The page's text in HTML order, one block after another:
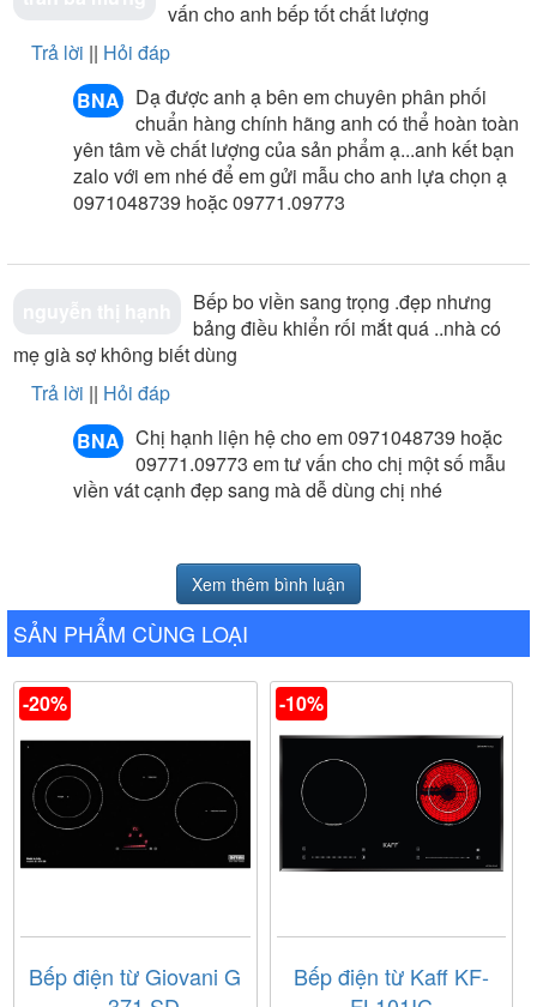
vấn cho anh bếp tốt chất lượng
Trả lời || Hỏi đáp
BNA
dạ được anh ạ bên em chuyên phân phối
chuẩn hàng chính hãng anh có thể hoàn toàn
yên tâm về chất lượng của sản phẩm ạ...anh kết bạn
zalo với em nhé để em gửi mẫu cho anh lựa chọn ạ
0971048739 hoặc 09771.09773
bếp bo viền sang trọng .đẹp nhưng
bảng điều khiển rối mắt quá ..nhà có
mẹ già sợ không biết dùng
Trả lời || Hỏi đáp
BNA
chị hạnh liện hệ cho em 0971048739 hoặc
09771.09773 em tư vấn cho chị một số mẫu
viền vát cạnh đẹp sang mà dễ dùng chị nhé
Xem thêm bình luận
SẢN PHẨM CÙNG LOẠI
-20%
Bếp điện từ Giovani G
-10%
Bếp điện từ Kaff KF-